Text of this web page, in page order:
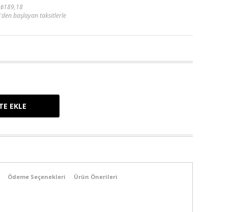
₺189,18
'den başlayan taksitlerle
Ödeme Seçenekleri Ürün Önerileri